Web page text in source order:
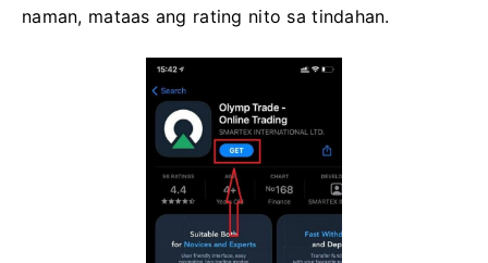
naman, mataas ang rating nito sa tindahan.